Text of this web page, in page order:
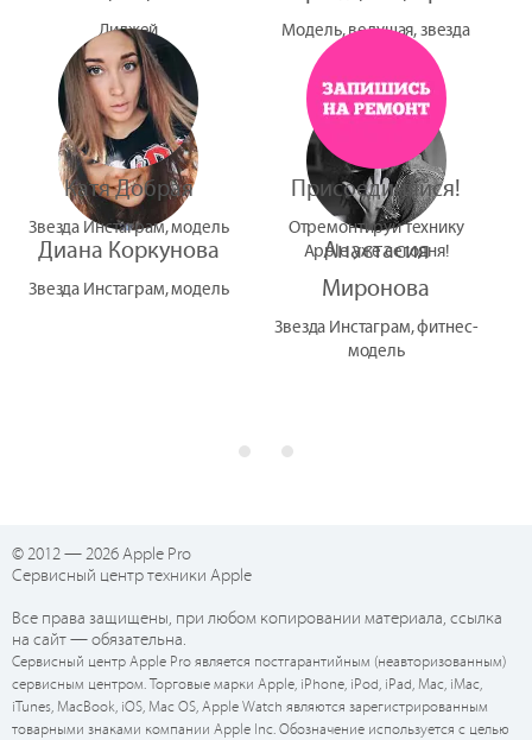
Диджей
Модель, ведущая, звезда
Диана Коркунова
Звезда Инстаграм, модель
Анастасия
Миронова
Звезда Инстаграм, фитнес-
модель
Катя Добрая
Звезда Инстаграм, модель
Присоединяйся!
Отремонтируй технику
Apple уже сегодня!
© 2012 — 2026 Apple Pro
Сервисный центр техники Apple
Все права защищены, при любом копировании материала, ссылка
на сайт — обязательна.
Сервисный центр Apple Pro является постгарантийным (неавторизованным)
сервисным центром. Торговые марки Apple, iPhone, iPod, iPad, Mac, iMac,
iTunes, MacBook, iOS, Mac OS, Apple Watch являются зарегистрированным
товарными знаками компании Apple Inc. Обозначение используется с целью